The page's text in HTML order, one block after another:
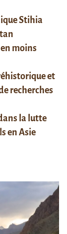
Stihia
moins
et
recherches
la lutte
en Asie